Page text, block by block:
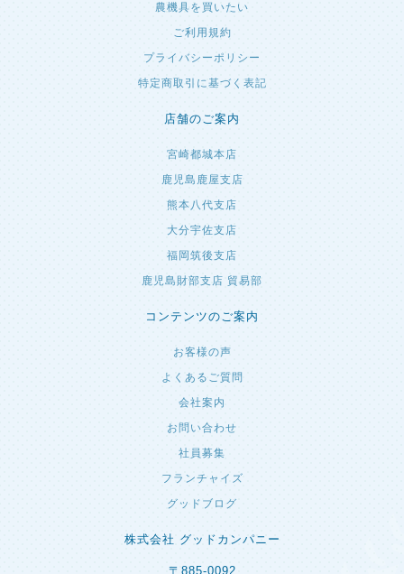
農機具を買いたい
ご利用規約
プライバシーポリシー
特定商取引に基づく表記
店舗のご案内
宮崎都城本店
鹿児島鹿屋支店
熊本八代支店
大分宇佐支店
福岡筑後支店
鹿児島財部支店 貿易部
コンテンツのご案内
お客様の声
よくあるご質問
会社案内
お問い合わせ
社員募集
フランチャイズ
グッドブログ
株式会社 グッドカンパニー
〒885-0092